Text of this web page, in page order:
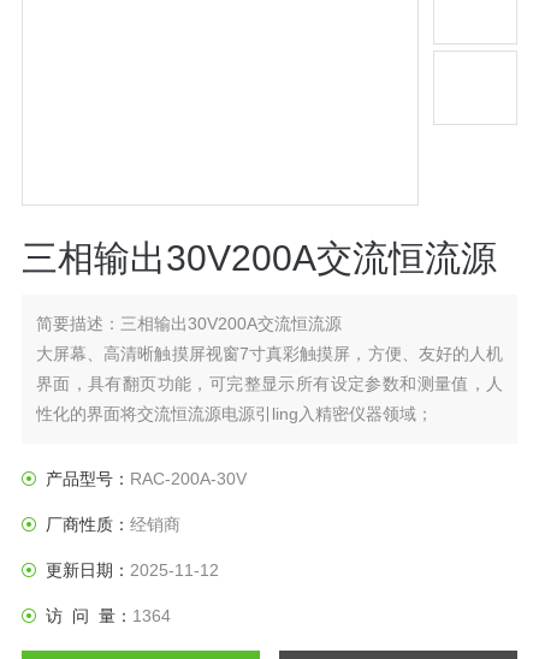
三相输出30V200A交流恒流源
简要描述： 三相输出30V200A交流恒流源
大屏幕、高清晰触摸屏视窗7寸真彩触摸屏，方便、友好的人机
界面，具有翻页功能，可完整显示所有设定参数和测量值，人
性化的界面将交流恒流源电源引ling入精密仪器领域；
项参数；
程遥控、遥测、数据更换，实现对负载电气特性的实时监测记
录；
产品型号： RAC-200A-30V
厂商性质： 经销商
更新日期： 2025-11-12
访 问 量： 1364